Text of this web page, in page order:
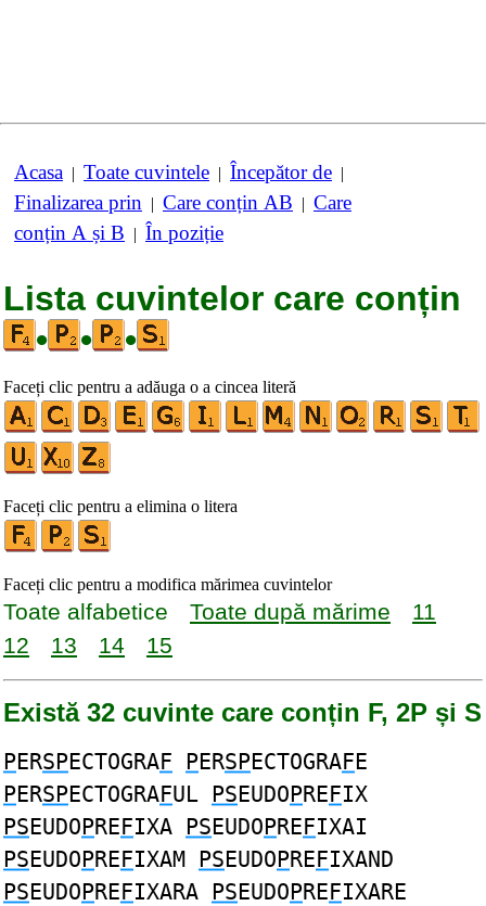
Acasa | Toate cuvintele | Începător de |
Finalizarea prin | Care conțin AB | Care
conțin A și B | În poziție
Lista cuvintelor care conțin
•
• •
Faceți clic pentru a adăuga o a cincea literă
Faceți clic pentru a elimina o litera
Faceți clic pentru a modifica mărimea cuvintelor
Toate alfabetice Toate după mărime
11
12
13 14 15
Există 32 cuvinte care conțin F, 2P și S
PERSPECTOGRAF PERSPECTOGRAFE
PERSPECTOGRAFUL PSEUDOPREFIX
PSEUDOPREFIXA PSEUDOPREFIXAI
PSEUDOPREFIXAM PSEUDOPREFIXAND
PSEUDOPREFIXARA PSEUDOPREFIXARE